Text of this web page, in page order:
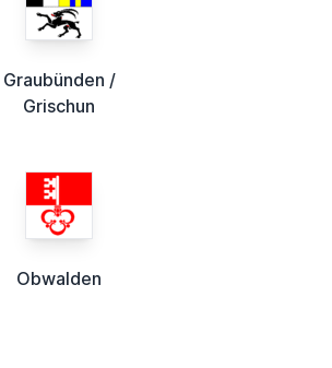
Graubünden /
Grischun
Obwalden